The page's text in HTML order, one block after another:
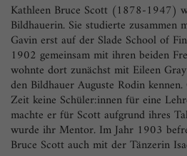
Für heute sind keine
zum Veranstaltungskalender
Kathleen Bruce Scott (1878-1947)
Bildhauerin. Sie studierte zusammen
Gavin erst auf der Slade School of
1902 gemeinsam mit ihren beiden
wohnte dort zunächst mit Eileen
den Bildhauer Auguste Rodin
Zeit keine Schüler:innen für eine
machte er für Scott aufgrund ihres
wurde ihr Mentor. Im Jahr 1903
Bruce Scott auch mit der Tänzerin